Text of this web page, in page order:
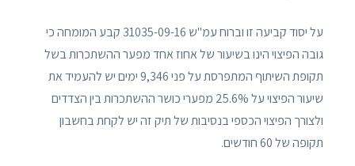
על יסוד קביעה זו וברוח עמ"ש 31035-09-16 קבע המומחה כי
גובה הפיצוי הינו בשיעור של אחוז אחד מפער ההשתכרות בשל
תקופת השיתוף המתפרסת על פני 9,346 ימים יש להעמיד את
שיעור הפיצוי על 25.6% מפערי כושר ההשתכרות בין הצדדים
ולצורך הפיצוי הכספי בנסיבות של תיק זה יש לקחת בחשבון
תקופה של 60 חודשים.